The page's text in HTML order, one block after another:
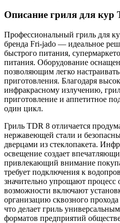
Описание гриля для кур
Профессиональный гриль для
бренда Fri-jado — идеальное
быстрого питания,
питания. Оборудование
позволяющим легко
приготовления. Благодаря
инфракрасному излучению,
приготовление и аппетитное
один цикл.
Гриль TDR 8 отличается
нержавеющей стали и
дверцами из стеклопакета.
освещение создает
привлекающий внимание
требует подключения к
значительно упрощают
возможности включают
организацию сквозного
что делает гриль
форматов предприятий